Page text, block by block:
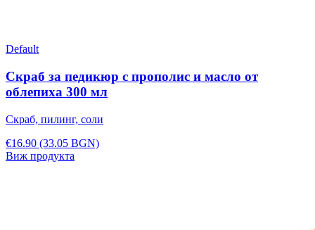
Default
Скраб за педикюр с прополис и масло от
облепиха 300 мл
Скраб, пилинг, соли
€16.90 (33.05 BGN)
Виж продукта